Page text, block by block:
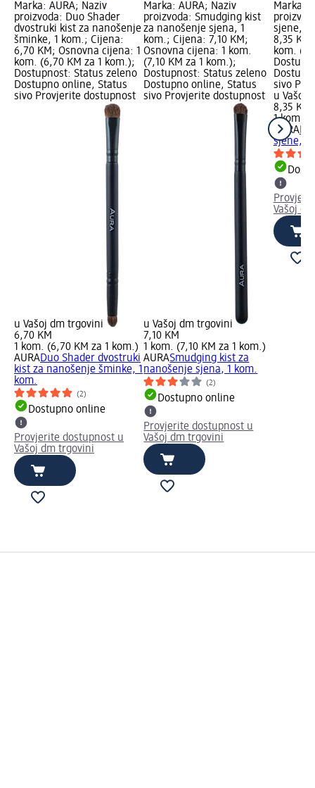
Marka: AURA; Naziv
proizvoda: Duo Shader
dvostruki kist za nanošenje
šminke, 1 kom.; Cijena:
6,70 KM; Osnovna cijena: 1
kom. (6,70 KM za 1 kom.);
Dostupnost: Status zeleno
Dostupno online, Status
sivo Provjerite dostupnost
u Vašoj dm trgovini
6,70 KM
1 kom. (6,70 KM za 1 kom.)
AURADuo Shader dvostruki
kist za nanošenje šminke, 1
kom.
(2)
Dostupno online
Provjerite dostupnost u
Vašoj dm trgovini
Marka: AURA; Naziv
proizvoda: Smudging kist
za nanošenje sjena, 1
kom.; Cijena: 7,10 KM;
Osnovna cijena: 1 kom.
(7,10 KM za 1 kom.);
Dostupnost: Status zeleno
Dostupno online, Status
sivo Provjerite dostupnost
u Vašoj dm trgovini
7,10 KM
1 kom. (7,10 KM za 1 kom.)
AURASmudging kist za
nanošenje sjena, 1 kom.
(2)
Dostupno online
Provjerite dostupnost u
Vašoj dm trgovini
Marka:
sjene, 1
8,35
kom.
sivo
u Vašoj
8,35 KM
1 kom.
AURA
sjene, 1
Vašoj